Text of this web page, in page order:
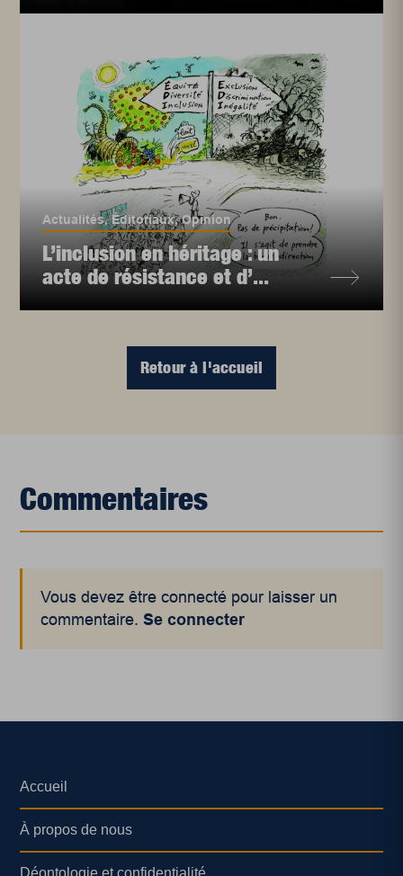
Actualités,Éditoriaux,Opinion
L’inclusion en héritage : un
acte de résistance et d’...
Retour à l'accueil
Commentaires
Vous devez être connecté pour laisser un
commentaire.Se connecter
Accueil
À propos de nous